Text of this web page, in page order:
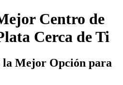
Centro de
Cerca de Ti
la Mejor Opción para